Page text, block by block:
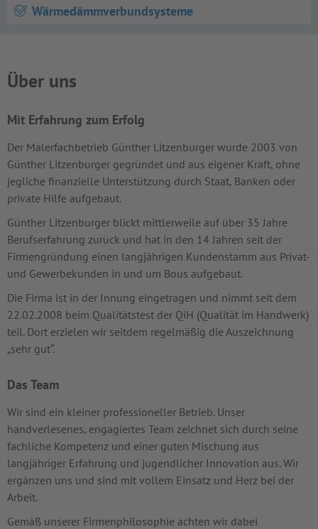
Wärmedämmverbundsysteme
Über uns
Mit Erfahrung zum Erfolg
Der Malerfachbetrieb Günther Litzenburger wurde 2003 von
Günther Litzenburger gegründet und aus eigener Kraft, ohne
jegliche finanzielle Unterstützung durch Staat, Banken oder
private Hilfe aufgebaut.
Günther Litzenburger blickt mittlerweile auf über 35 Jahre
Berufserfahrung zurück und hat in den 14 Jahren seit der
Firmengründung einen langjährigen Kundenstamm aus Privat-
und Gewerbekunden in und um Bous aufgebaut.
Die Firma ist in der Innung eingetragen und nimmt seit dem
22.02.2008 beim Qualitätstest der QiH (Qualität im Handwerk)
teil. Dort erzielen wir seitdem regelmäßig die Auszeichnung
„sehr gut“.
Das Team
Wir sind ein kleiner professioneller Betrieb. Unser
handverlesenes, engagiertes Team zeichnet sich durch seine
fachliche Kompetenz und einer guten Mischung aus
langjähriger Erfahrung und jugendlicher Innovation aus. Wir
ergänzen uns und sind mit vollem Einsatz und Herz bei der
Arbeit.
Gemäß unserer Firmenphilosophie achten wir dabei